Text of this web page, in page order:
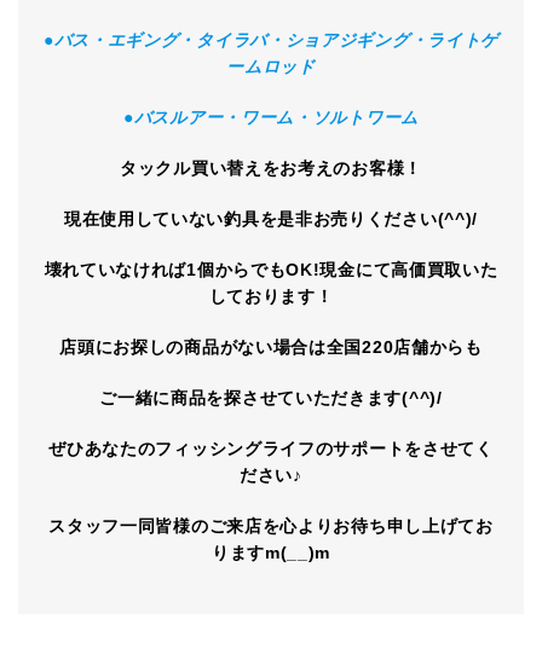
●バス・エギング・タイラバ・ショアジギング・ライトゲ
ームロッド
●バスルアー・ワーム・ソルトワーム
タックル買い替えをお考えのお客様！
現在使用していない釣具を是非お売りください(^^)/
壊れていなければ1個からでもOK!現金にて高価買取いた
しております！
店頭にお探しの商品がない場合は全国220店舗からも
ご一緒に商品を探させていただきます(^^)/
ぜひあなたのフィッシングライフのサポートをさせてく
ださい♪
スタッフ一同皆様のご来店を心よりお待ち申し上げてお
りますm(__)m